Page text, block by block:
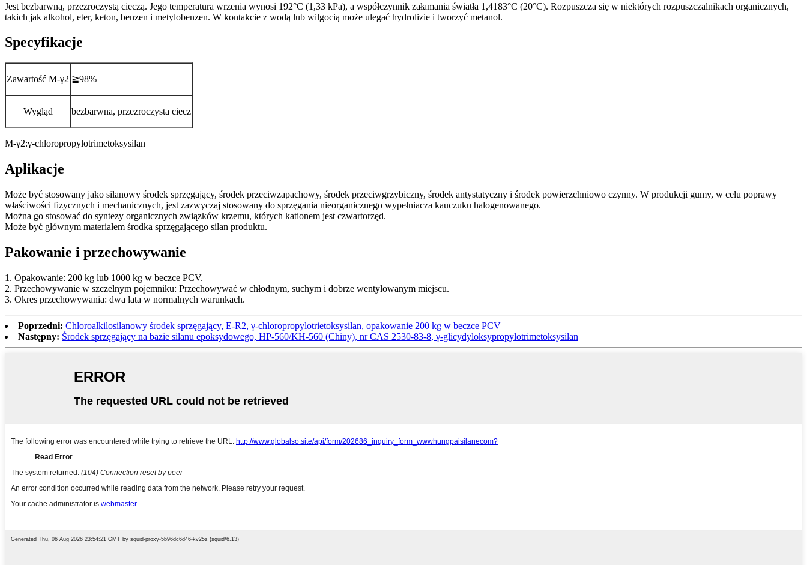
Jest bezbarwną, przezroczystą cieczą. Jego temperatura wrzenia wynosi 192°C (1,33 kPa), a współczynnik załamania światła 1,4183°C (20°C). Rozpuszcza się w niektórych rozpuszczalnikach organicznych,
takich jak alkohol, eter, keton, benzen i metylobenzen. W kontakcie z wodą lub wilgocią może ulegać hydrolizie i tworzyć metanol.
Specyfikacje
Zawartość M-γ2 ≧98%
Wygląd bezbarwna, przezroczysta ciecz
M-γ2:γ-chloropropylotrimetoksysilan
Aplikacje
Może być stosowany jako silanowy środek sprzęgający, środek przeciwzapachowy, środek przeciwgrzybiczny, środek antystatyczny i środek powierzchniowo czynny. W produkcji gumy, w celu poprawy
właściwości fizycznych i mechanicznych, jest zazwyczaj stosowany do sprzęgania nieorganicznego wypełniacza kauczuku halogenowanego.
Można go stosować do syntezy organicznych związków krzemu, których kationem jest czwartorzęd.
Może być głównym materiałem środka sprzęgającego silan produktu.
Pakowanie i przechowywanie
1. Opakowanie: 200 kg lub 1000 kg w beczce PCV.
2. Przechowywanie w szczelnym pojemniku: Przechowywać w chłodnym, suchym i dobrze wentylowanym miejscu.
3. Okres przechowywania: dwa lata w normalnych warunkach.
Poprzedni: Chloroalkilosilanowy środek sprzęgający, E-R2, γ-chloropropylotrietoksysilan, opakowanie 200 kg w beczce PCV
Następny: Środek sprzęgający na bazie silanu epoksydowego, HP-560/KH-560 (Chiny), nr CAS 2530-83-8, γ-glicydyloksypropylotrimetoksysilan